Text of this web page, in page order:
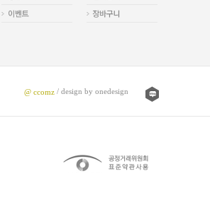
@ ccomz / design by onedesign